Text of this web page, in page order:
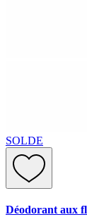
SOLDE
Déodorant aux